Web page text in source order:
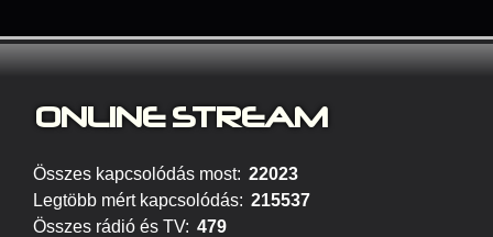
ONLINE STREAM
Összes kapcsolódás most: 22023
Legtöbb mért kapcsolódás: 215537
Összes rádió és TV: 479